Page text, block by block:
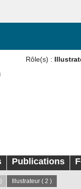
Rôle(s) :
Publications
Illustrateur( 2 )